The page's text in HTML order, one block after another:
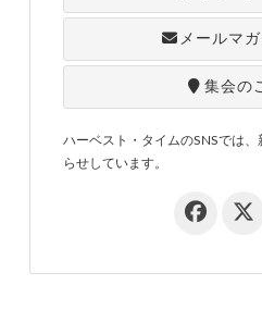
メールマ
集会の
ハーベスト・タイムのSNSでは
らせしています。